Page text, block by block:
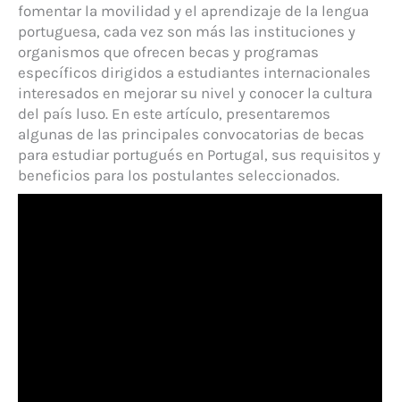
fomentar la movilidad y el aprendizaje de la lengua
portuguesa, cada vez son más las instituciones y
organismos que ofrecen becas y programas
específicos dirigidos a estudiantes internacionales
interesados en mejorar su nivel y conocer la cultura
del país luso. En este artículo, presentaremos
algunas de las principales convocatorias de becas
para estudiar portugués en Portugal, sus requisitos y
beneficios para los postulantes seleccionados.